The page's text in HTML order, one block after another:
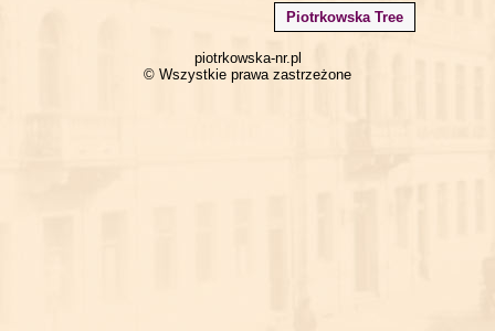
Piotrkowska Tree
piotrkowska-nr.pl
© Wszystkie prawa zastrzeżone